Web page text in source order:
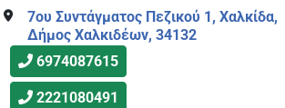
7ου Συντάγματος Πεζικού 1, Χαλκίδα,
Δήμος Χαλκιδέων, 34132
6974087615
2221080491